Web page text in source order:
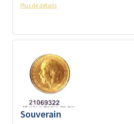
Plus de détails
Souverain